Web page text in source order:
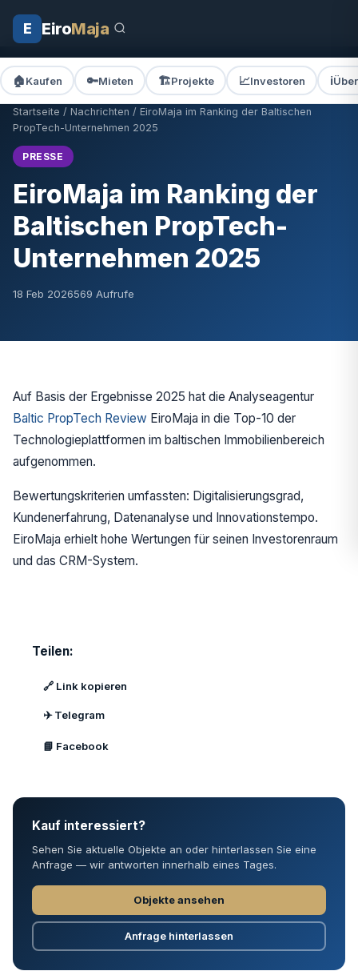
E EiroMaja
🏠Kaufen 🔑Mieten 🏗️Projekte 📈Investoren ℹ️
Startseite / Nachrichten / EiroMaja im Ranking der Baltischen
PropTech-Unternehmen 2025
PRESSE
EiroMaja im Ranking der
Baltischen PropTech-
Unternehmen 2025
18 Feb 2026569 Aufrufe
Auf Basis der Ergebnisse 2025 hat die Analyseagentur
Baltic PropTech Review EiroMaja in die Top-10 der
Technologieplattformen im baltischen Immobilienbereich
aufgenommen.
Bewertungskriterien umfassten: Digitalisierungsgrad,
Kundenerfahrung, Datenanalyse und Innovationstempo.
EiroMaja erhielt hohe Wertungen für seinen Investorenraum
und das CRM-System.
Teilen:
🔗 Link kopieren
✈️ Telegram
📘 Facebook
Kauf interessiert?
Sehen Sie aktuelle Objekte an oder hinterlassen Sie eine
Anfrage — wir antworten innerhalb eines Tages.
Objekte ansehen
Anfrage hinterlassen